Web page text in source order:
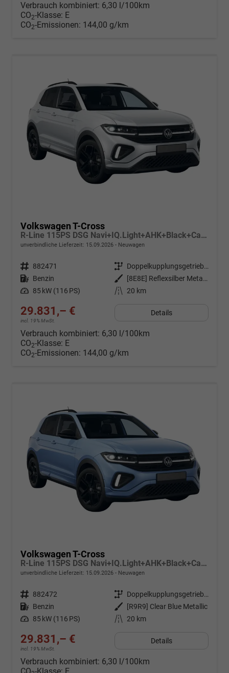
Verbrauch kombiniert: 6,30 l/100km
CO2-Klasse: E
CO2-Emissionen: 144,00 g/km
Volkswagen T-Cross
R-Line 115PS DSG Navi+IQ.Light+AHK+Black+Cam+Keyless+Side+Climatronic+Parklenk
unverbindliche Lieferzeit: 15.09.2026 Neuwagen
Fahrzeugnr. 882471 Getriebe
Doppelkupplungsgetriebe (DSG)
Kraftstoff Benzin Außenfarbe
[8E8E] Reflexsilber Metallic
Leistung 85 kW (116 PS) Kilometerstand 20 km
29.831,– €
incl. 19% MwSt.
Details
Verbrauch kombiniert: 6,30 l/100km
CO2-Klasse: E
CO2-Emissionen: 144,00 g/km
Volkswagen T-Cross
R-Line 115PS DSG Navi+IQ.Light+AHK+Black+Cam+Keyless+Side+Climatronic+Parklenk
unverbindliche Lieferzeit: 15.09.2026 Neuwagen
Fahrzeugnr. 882472 Getriebe
Doppelkupplungsgetriebe (DSG)
Kraftstoff Benzin Außenfarbe
[R9R9] Clear Blue Metallic
Leistung 85 kW (116 PS) Kilometerstand 20 km
29.831,– €
incl. 19% MwSt.
Details
Verbrauch kombiniert: 6,30 l/100km